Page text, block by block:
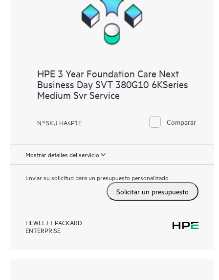
HPE 3 Year Foundation Care Next
Business Day SVT 380G10 6KSeries
Medium Svr Service
N.º SKU HA4P1E Comparar
Mostrar detalles del servicio
Enviar su solicitud para un presupuesto personalizado
Solicitar un presupuesto
HEWLETT PACKARD
ENTERPRISE